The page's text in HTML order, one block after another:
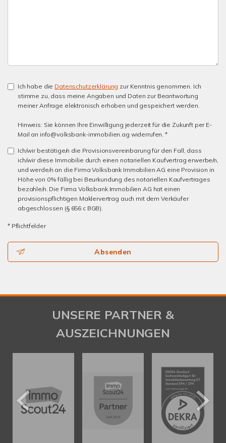
Ich habe die Datenschutzerklärung zur Kenntnis genommen. Ich
stimme zu, dass meine Angaben und Daten zur Beantwortung
meiner Anfrage elektronisch erhoben und gespeichert werden.
Hinweis: Sie können Ihre Einwilligung jederzeit für die Zukunft per E-
Mail an info@volksbank-immobilien.ag widerrufen. *
Ich/wir bestätige/n die Provisionsvereinbarung für den Fall, dass
ich/wir diese Immobilie durch einen notariellen Kaufvertrag erwerbe/n,
und werde/n an die Firma Volksbank Immobilien AG eine Provision in
Höhe von 0% fällig bei Beurkundung des notariellen Kaufvertrages
bezahle/n. Die Firma Volksbank Immobilien AG hat einen
provisionspflichtigen Maklervertrag auch mit dem Verkäufer
abgeschlossen (§ 656 c BGB).
* Pflichtfelder
Absenden
UNSERE PARTNER &
AUSZEICHNUNGEN